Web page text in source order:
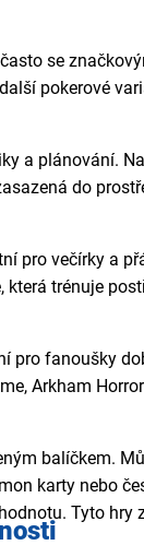
se
pokerové
a plánování.
do
pro večírky a
trénuje
pro fanoušky
Arkham
balíčkem.
karty nebo
Tyto